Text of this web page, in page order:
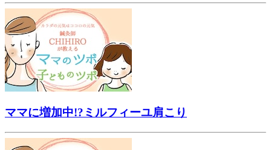
ママに増加中!?ミルフィーユ肩こり